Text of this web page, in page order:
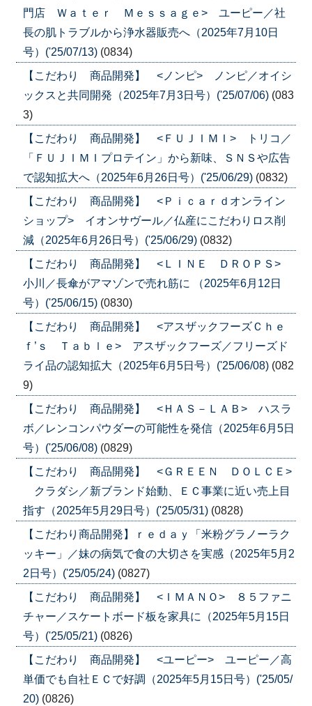
門店 Ｗａｔｅｒ Ｍｅｓｓａｇｅ> ユーピー／社
長の肌トラブルから浄水器販売へ（2025年7月10日
号）('25/07/13) (0834)
【こだわり 商品開発】 <ノンピ> ノンピ／オイシ
ックスと共同開発（2025年7月3日号）('25/07/06) (083
3)
【こだわり 商品開発】 <ＦＵＪＩＭＩ> トリコ／
「ＦＵＪＩＭＩプロテイン」から新味、ＳＮＳや広告
で認知拡大へ（2025年6月26日号）('25/06/29) (0832)
【こだわり 商品開発】 <Ｐｉｃａｒｄオンライン
ショップ> イオンサヴール／仏産にこだわりロス削
減（2025年6月26日号）('25/06/29) (0832)
【こだわり 商品開発】 <ＬＩＮＥ ＤＲＯＰＳ>
小川／長傘がアマゾンで売れ筋に （2025年6月12日
号）('25/06/15) (0830)
【こだわり 商品開発】 <アスザックフーズＣｈｅ
ｆ’ｓ Ｔａｂｌｅ> アスザックフーズ／フリーズド
ライ品の認知拡大（2025年6月5日号）('25/06/08) (082
9)
【こだわり 商品開発】 <ＨＡＳ－ＬＡＢ> ハスラ
ボ／レンコンパウダーの可能性を発信（2025年6月5日
号）('25/06/08) (0829)
【こだわり 商品開発】 <ＧＲＥＥＮ ＤＯＬＣＥ>
クラダシ／新ブランド始動、ＥＣ事業に近い売上目
指す（2025年5月29日号）('25/05/31) (0828)
【こだわり商品開発】ｒｅｄａｙ「米粉グラノーラク
ッキー」／妹の病気で食の大切さを実感（2025年5月2
2日号）('25/05/24) (0827)
【こだわり 商品開発】 <ＩＭＡＮＯ> ８５ファニ
チャー／スケートボード板を家具に（2025年5月15日
号）('25/05/21) (0826)
【こだわり 商品開発】 <ユーピー> ユーピー／高
単価でも自社ＥＣで好調（2025年5月15日号）('25/05/
20) (0826)